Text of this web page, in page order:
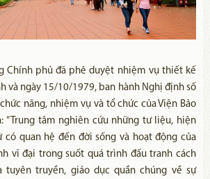
Chính phủ đã phê duyệt nhiệm vụ thiết kế
và ngày 15/10/1979, ban hành Nghị định số
năng, nhiệm vụ và tổ chức của Viện Bảo
“Trung tâm nghiên cứu những tư liệu, hiện
quan hệ đến đời sống và hoạt động của
vĩ đại trong suốt quá trình đấu tranh cách
tuyên truyền, giáo dục quần chúng về sự